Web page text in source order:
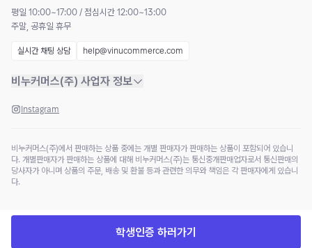
학생인증 하러가기
평일 10:00~17:00 / 점심시간 12:00~13:00
주말, 공휴일 휴무
실시간 채팅 상담 help@vinucommerce.com
비누커머스(주) 사업자 정보
Instagram
비누커머스(주)에서 판매하는 상품 중에는 개별 판매자가 판매하는 상품이 포함되어 있습니
다. 개별판매자가 판매하는 상품에 대해 비누커머스(주)는 통신중개판매업자로서 통신판매의
당사자가 아니며 상품의 주문, 배송 및 환불 등과 관련한 의무와 책임은 각 판매자에게 있습니
다.